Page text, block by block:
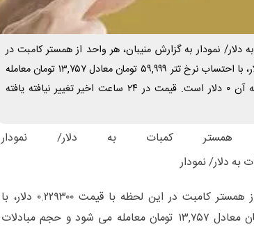
نمودار به گزارش منیبان، هر واحد از همستر کامبت در
این لحظه با قیمت ۰.۲۲۹۳۰۰ دلار، با احتساب نرخ تتر ۵۹,۹۹۹ تومان معادل ۱۳,۷۵۷ تومان معامله
می شود و حجم مبادلات روزانه آن ۰ دلار است. قیمت در ۲۴ ساعت اخیر تغییر نیافته یافته
کمبات به دلار/ نمودار
به گزارش منیبان، هر واحد از همستر کامبت در این لحظه با قیمت ۰.۲۲۹۳۰۰ دلار، با
احتساب نرخ تتر ۵۹,۹۹۹ تومان معادل ۱۳,۷۵۷ تومان معامله می شود و حجم مبادلات